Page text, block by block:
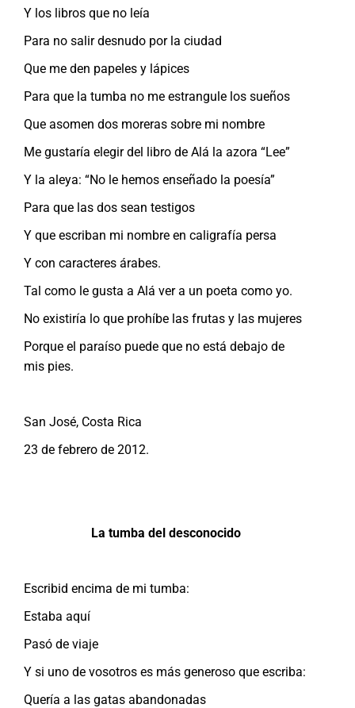
Y los libros que no leía
Para no salir desnudo por la ciudad
Que me den papeles y lápices
Para que la tumba no me estrangule los sueños
Que asomen dos moreras sobre mi nombre
Me gustaría elegir del libro de Alá la azora “Lee”
Y la aleya: “No le hemos enseñado la poesía”
Para que las dos sean testigos
Y que escriban mi nombre en caligrafía persa
Y con caracteres árabes.
Tal como le gusta a Alá ver a un poeta como yo.
No existiría lo que prohíbe las frutas y las mujeres
Porque el paraíso puede que no está debajo de
mis pies.
San José, Costa Rica
23 de febrero de 2012.
La tumba del desconocido
Escribid encima de mi tumba:
Estaba aquí
Pasó de viaje
Y si uno de vosotros es más generoso que escriba:
Quería a las gatas abandonadas